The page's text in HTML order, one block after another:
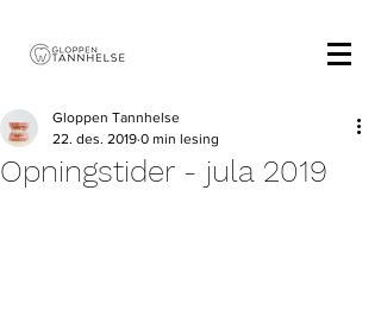
Opningstider - jula 2019
Gloppen Tannhelse
22. des. 2019 0 min lesing